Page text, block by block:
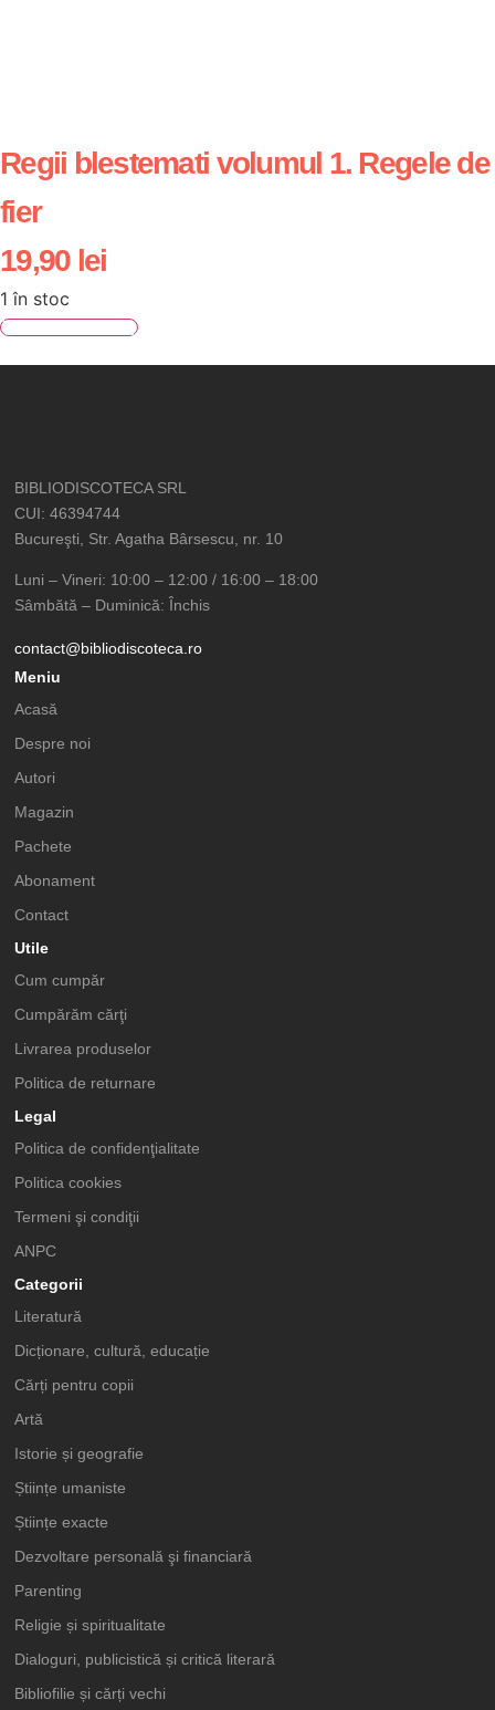
Regii blestemati volumul 1. Regele de
fier
19,90 lei
1 în stoc
Adaugă în coș
BIBLIODISCOTECA SRL
CUI: 46394744
Bucureşti, Str. Agatha Bârsescu, nr. 10
Luni – Vineri: 10:00 – 12:00 / 16:00 – 18:00
Sâmbătă – Duminică: Închis
contact@bibliodiscoteca.ro
Meniu
Acasă
Despre noi
Autori
Magazin
Pachete
Abonament
Contact
Utile
Cum cumpăr
Cumpărăm cărţi
Livrarea produselor
Politica de returnare
Legal
Politica de confidenţialitate
Politica cookies
Termeni şi condiţii
ANPC
Categorii
Literatură
Dicționare, cultură, educație
Cărți pentru copii
Artă
Istorie și geografie
Științe umaniste
Științe exacte
Dezvoltare personală şi financiară
Parenting
Religie și spiritualitate
Dialoguri, publicistică și critică literară
Bibliofilie și cărți vechi